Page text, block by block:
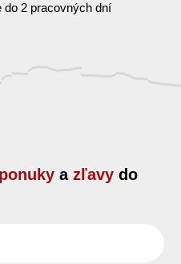
do 2 pracovných dní
ponuky a zľavy do